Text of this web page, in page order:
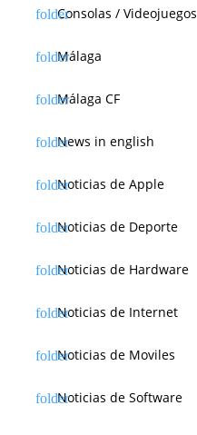
Consolas / Videojuegos
Málaga
Málaga CF
News in english
Noticias de Apple
Noticias de Deporte
Noticias de Hardware
Noticias de Internet
Noticias de Moviles
Noticias de Software